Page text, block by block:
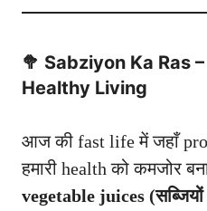
🥦 Sabziyon Ka Ras
Healthy Living
आज की fast life में जहाँ
हमारी health को कमजोर
vegetable juices